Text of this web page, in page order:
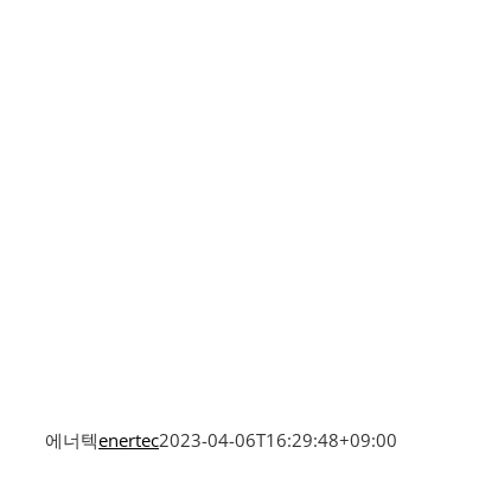
에너텍enertec2023-04-06T16:29:48+09:00